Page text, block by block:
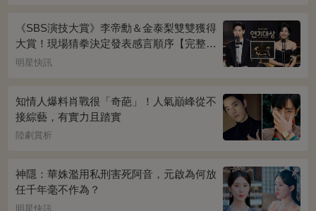
《SBS演技大賞》李帝勳＆金泰梨雙雙獲得
大賞！現場猜拳決定發表感言順序【完整得
獎名單】
明星快訊
知情人爆料肖戰很「奇葩」！人氣巔峰從不
接綜藝，有實力且踏實
陸劇賞析
神隱：華姝濫用私刑害死阿音，元啟為何放
任千年毫不作為？
明星快訊